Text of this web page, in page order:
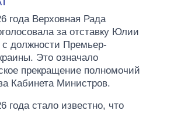
года Верховная Рада
за отставку Юлии
с должности Премьер-
Это означало
прекращение полномочий
Кабинета Министров.
года стало известно, что